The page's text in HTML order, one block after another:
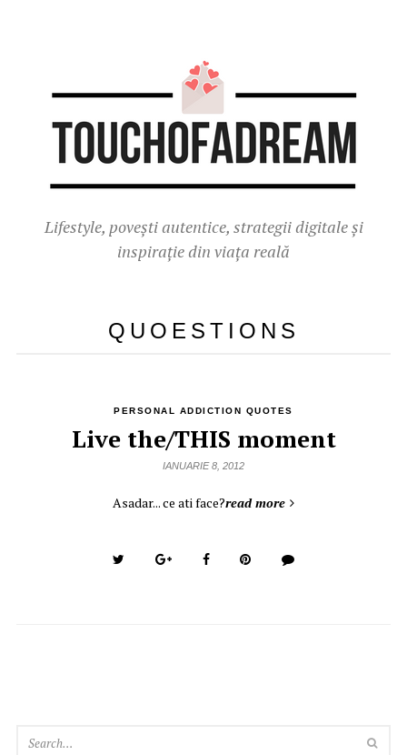
Lifestyle, povești autentice, strategii digitale și
inspirație din viața reală
QUOESTIONS
PERSONAL ADDICTION QUOTES
Live the/THIS moment
IANUARIE 8, 2012
Asadar... ce ati face?read more